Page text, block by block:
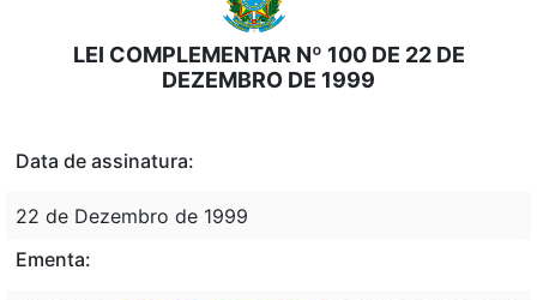
CONTEÚDO
LEI COMPLEMENTAR Nº 100 DE 22 DE
DEZEMBRO DE 1999
Data de assinatura:
22 de Dezembro de 1999
Ementa: